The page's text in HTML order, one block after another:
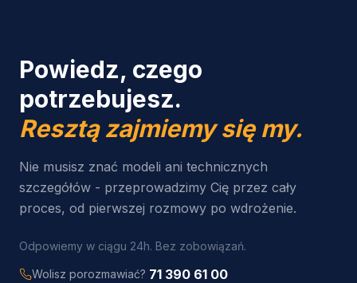
Powiedz, czego
potrzebujesz.
Resztą zajmiemy się my.
Nie musisz znać modeli ani technicznych
szczegółów - przeprowadzimy Cię przez cały
proces, od pierwszej rozmowy po wdrożenie.
Odpowiemy w ciągu 24h. Bez zobowiązań.
Wolisz porozmawiać? 71 390 61 00